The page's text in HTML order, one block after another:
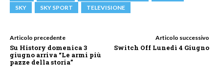
SKY
SKY SPORT TELEVISIONE
Articolo precedente
Su History domenica 3
giugno arriva “Le armi più
pazze della storia”
Articolo successivo
Switch Off Lunedì 4 Giugno